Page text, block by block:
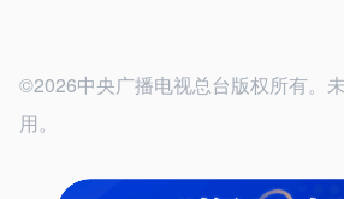
©2026中央广播电视总台版权所有。
用。